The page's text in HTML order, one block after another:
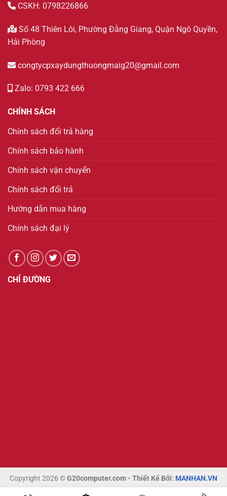
CSKH: 0798226866
Số 48 Thiên Lôi, Phường Đằng Giang, Quận Ngô Quyền,
Hải Phòng
congtycpxaydungthuongmaig20@gmail.com
Zalo: 0793 422 666
CHÍNH SÁCH
Chính sách đổi trả hàng
Chính sách bảo hành
Chính sách vận chuyển
Chính sách đổi trả
Hướng dẫn mua hàng
Chính sách đại lý
CHỈ ĐƯỜNG
Copyright 2026 ©G20computer.com - Thiết Kế Bởi: MANHAN.VN